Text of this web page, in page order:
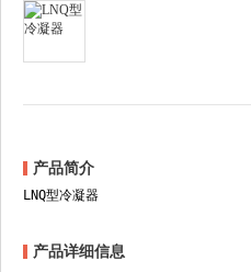
产品简介
LNQ型冷凝器
产品详细信息